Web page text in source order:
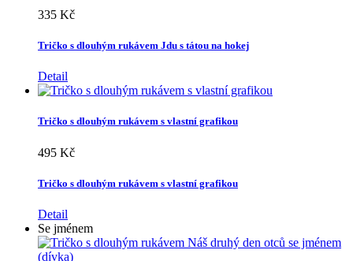
335 Kč
Tričko s dlouhým rukávem Jdu s tátou na hokej
Detail
Tričko s dlouhým rukávem s vlastní grafikou
495 Kč
Tričko s dlouhým rukávem s vlastní grafikou
Detail
Se jménem